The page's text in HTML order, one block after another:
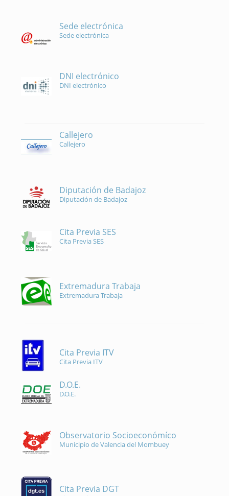
Sede electrónica
Sede electrónica
DNI electrónico
DNI electrónico
Callejero
Callejero
Diputación de Badajoz
Diputación de Badajoz
Cita Previa SES
Cita Previa SES
Extremadura Trabaja
Extremadura Trabaja
Cita Previa ITV
Cita Previa ITV
D.O.E.
D.O.E.
Observatorio Socioeconómíco
Municipio de Valencia del Mombuey
Cita Previa DGT